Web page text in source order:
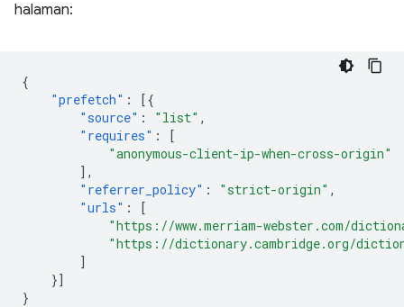
halaman:
{
"prefetch" :
[{
"source" : "list" ,
"requires" :
[
"anonymous-client-ip-when-cross-origin"
],
"referrer_policy" : "strict-origin" ,
"urls" :
[
"https://www.merriam-webster.com/
"https://dictionary.cambridge.org/
]
}]
}